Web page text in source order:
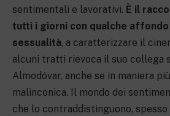
sentimentali e lavorativi. È il
tutti i giorni con qualche affondo
sessualità, a caratterizzare il
alcuni tratti rievoca il suo collega
Almodóvar, anche se in maniera
malinconica. Il mondo dei
che lo contraddistinguono, spesso